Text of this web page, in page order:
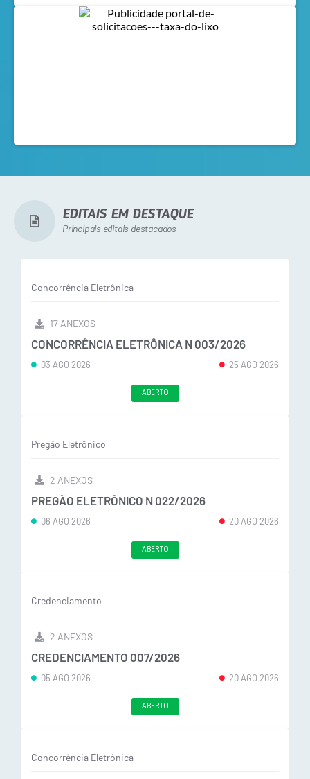
EDITAIS EM DESTAQUE
Principais editais destacados
Concorrência Eletrônica
17 ANEXOS
CONCORRÊNCIA ELETRÔNICA N 003/2026
03 AGO 2026 25 AGO 2026
ABERTO
Pregão Eletrônico
2 ANEXOS
PREGÃO ELETRÔNICO N 022/2026
06 AGO 2026 20 AGO 2026
ABERTO
Credenciamento
2 ANEXOS
CREDENCIAMENTO 007/2026
05 AGO 2026 20 AGO 2026
ABERTO
Concorrência Eletrônica